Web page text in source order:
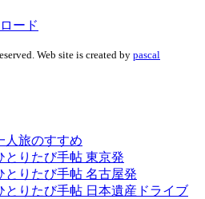
ード
Web site is created by pascal
人旅のすすめ
とりたび手帖 東京発
とりたび手帖 名古屋発
とりたび手帖 日本遺産ドライブ